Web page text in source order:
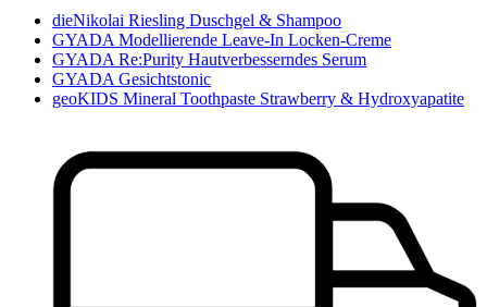
dieNikolai Riesling Duschgel & Shampoo
GYADA Modellierende Leave-In Locken-Creme
GYADA Re:Purity Hautverbesserndes Serum
GYADA Gesichtstonic
geoKIDS Mineral Toothpaste Strawberry & Hydroxyapatite